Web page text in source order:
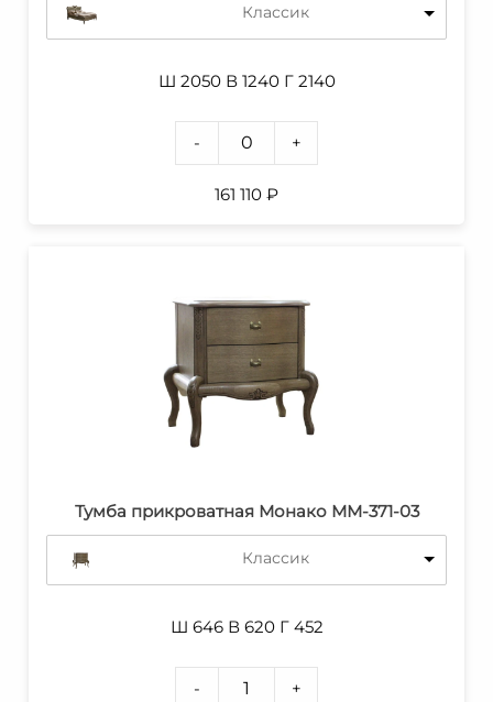
Классик
Ш 2050 В 1240 Г 2140
- +
161 110 ₽
Тумба прикроватная Монако ММ-371-03
Классик
Ш 646 В 620 Г 452
- +